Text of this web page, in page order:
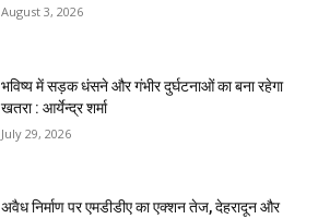
August 3, 2026
भविष्य में सड़क धंसने और गंभीर दुर्घटनाओं का बना रहेगा
खतरा : आर्येन्द्र शर्मा
July 29, 2026
अवैध निर्माण पर एमडीडीए का एक्शन तेज, देहरादून और